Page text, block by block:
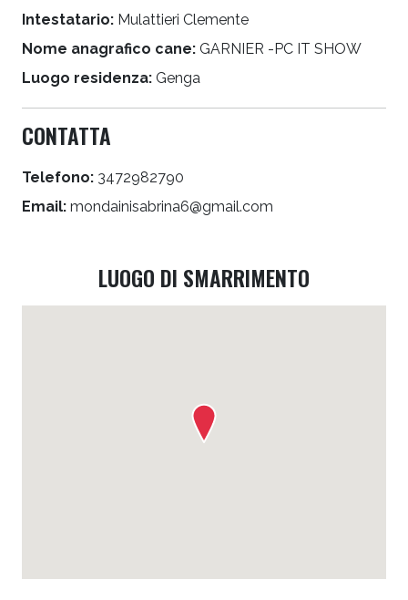
Intestatario: Mulattieri Clemente
Nome anagrafico cane: GARNIER -PC IT SHOW
Luogo residenza: Genga
CONTATTA
Telefono: 3472982790
Email: mondainisabrina6@gmail.com
LUOGO DI SMARRIMENTO